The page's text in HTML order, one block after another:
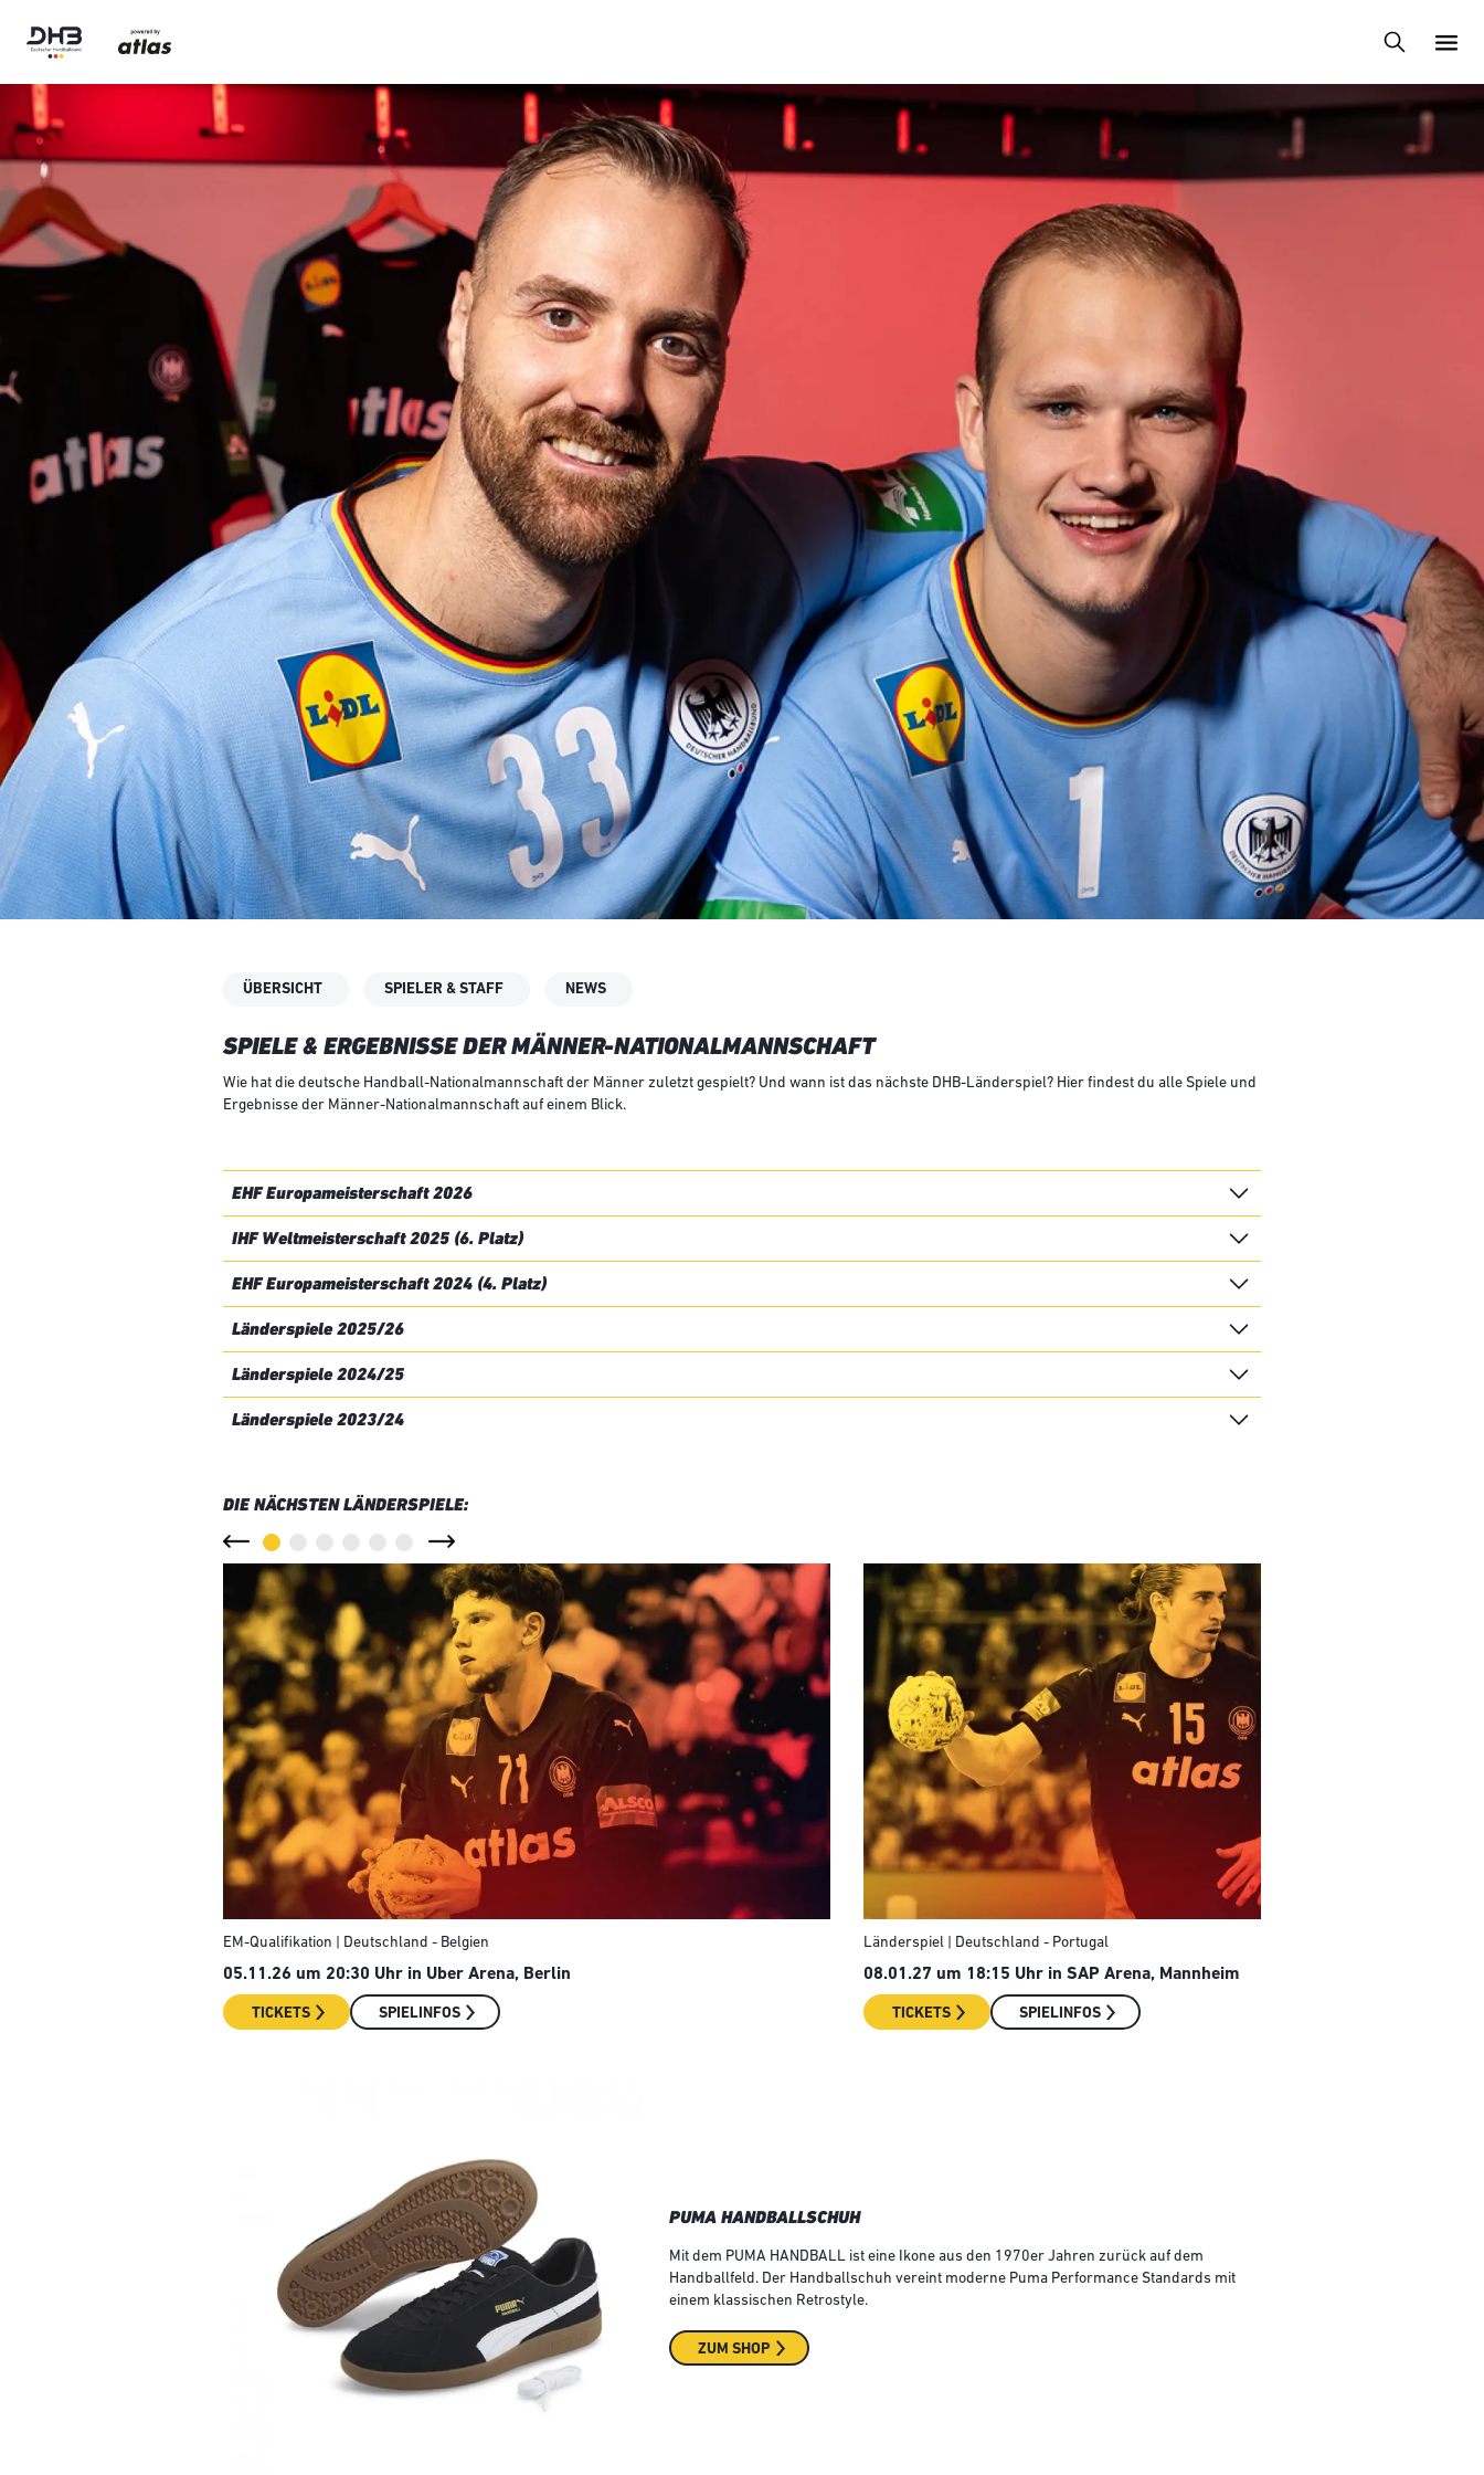
ÜBERSICHT SPIELER & STAFF NEWS
SPIELE & ERGEBNISSE DER MÄNNER-NATIONALMANNSCHAFT
Wie hat die deutsche Handball-Nationalmannschaft der Männer zuletzt gespielt? Und wann ist das nächste DHB-Länderspiel? Hier findest du alle Spiele und
Ergebnisse der Männer-Nationalmannschaft auf einem Blick.
EHF Europameisterschaft 2026
IHF Weltmeisterschaft 2025 (6. Platz)
EHF Europameisterschaft 2024 (4. Platz)
Länderspiele 2025/26
Länderspiele 2024/25
Länderspiele 2023/24
DIE NÄCHSTEN LÄNDERSPIELE:
EM-Qualifikation | Deutschland - Belgien
05.11.26 um 20:30 Uhr in Uber Arena, Berlin
TICKETS SPIELINFOS
Länderspiel | Deutschland - Portugal
08.01.27 um 18:15 Uhr in SAP Arena, Mannheim
TICKETS SPIELINFOS
PUMA HANDBALLSCHUH
Mit dem PUMA HANDBALL ist eine Ikone aus den 1970er Jahren zurück auf dem
Handballfeld. Der Handballschuh vereint moderne Puma Performance Standards mit
einem klassischen Retrostyle.
ZUM SHOP